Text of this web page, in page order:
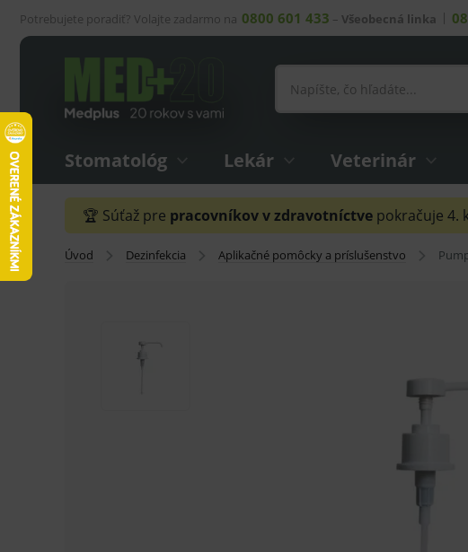
Potrebujete poradiť? Volajte zadarmo na 0800 601 433 – Všeobecná linka
Stomatológ Lekár Veterinár
🏆 Súťaž pre pracovníkov v zdravotníctve pokračuje 4.
Úvod Dezinfekcia Aplikačné pomôcky a príslušenstvo